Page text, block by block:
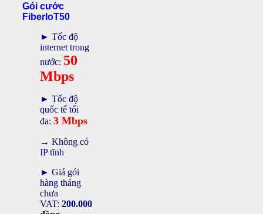
Gói cước
FiberIoT50
► Tốc độ
internet trong
nước: 50
Mbps
► Tốc độ
quốc tế tối
đa: 3 Mbps
→ Không có
IP tĩnh
► Giá gói
hàng tháng
chưa
VAT: 200.000